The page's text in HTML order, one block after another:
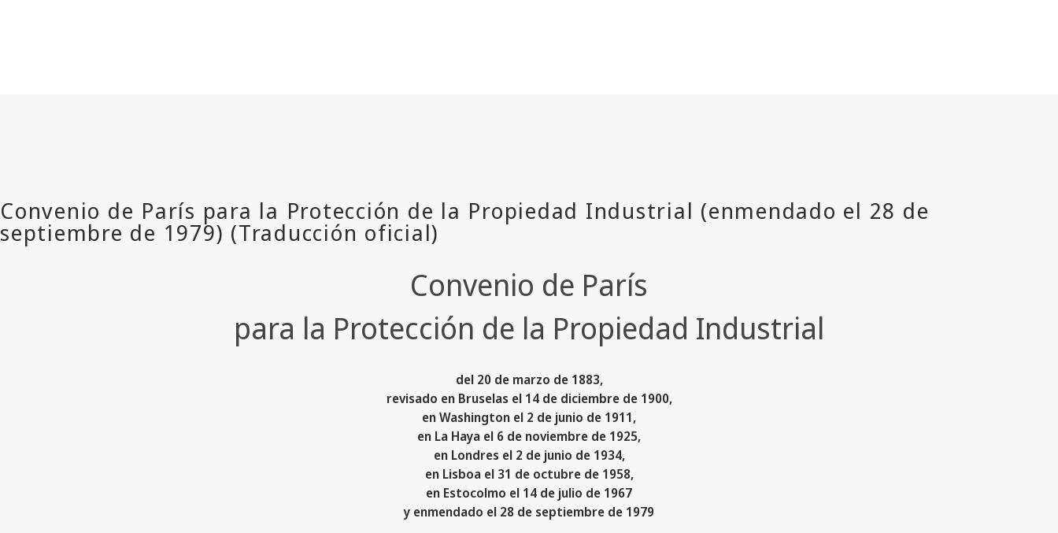
Convenio de París
para la Protección de la Propiedad Industrial
del 20 de marzo de 1883,
revisado en Bruselas el 14 de diciembre de 1900,
en Washington el 2 de junio de 1911,
en La Haya el 6 de noviembre de 1925,
en Londres el 2 de junio de 1934,
en Lisboa el 31 de octubre de 1958,
en Estocolmo el 14 de julio de 1967
y enmendado el 28 de septiembre de 1979